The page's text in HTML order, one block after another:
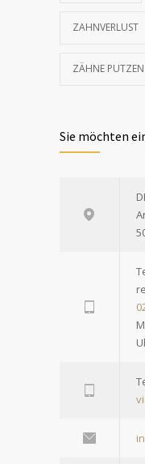
ZAHNVERLUST
ZÄHNE PUTZEN
Sie möchten